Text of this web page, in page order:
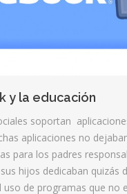
y la educación
soportan
aplicaciones no
para los padres
hijos dedicaban quizás
uso de programas que no